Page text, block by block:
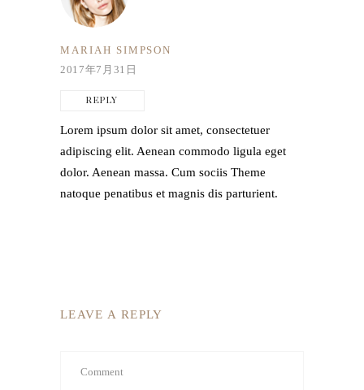
MARIAH SIMPSON
2017年7月31日
REPLY
Lorem ipsum dolor sit amet, consectetuer
adipiscing elit. Aenean commodo ligula eget
dolor. Aenean massa. Cum sociis Theme
natoque penatibus et magnis dis parturient.
LEAVE A REPLY